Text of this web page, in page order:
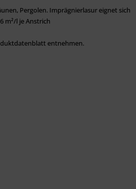
Pergolen. Imprägnierlasur eignet sich
m²/l je Anstrich
entnehmen.